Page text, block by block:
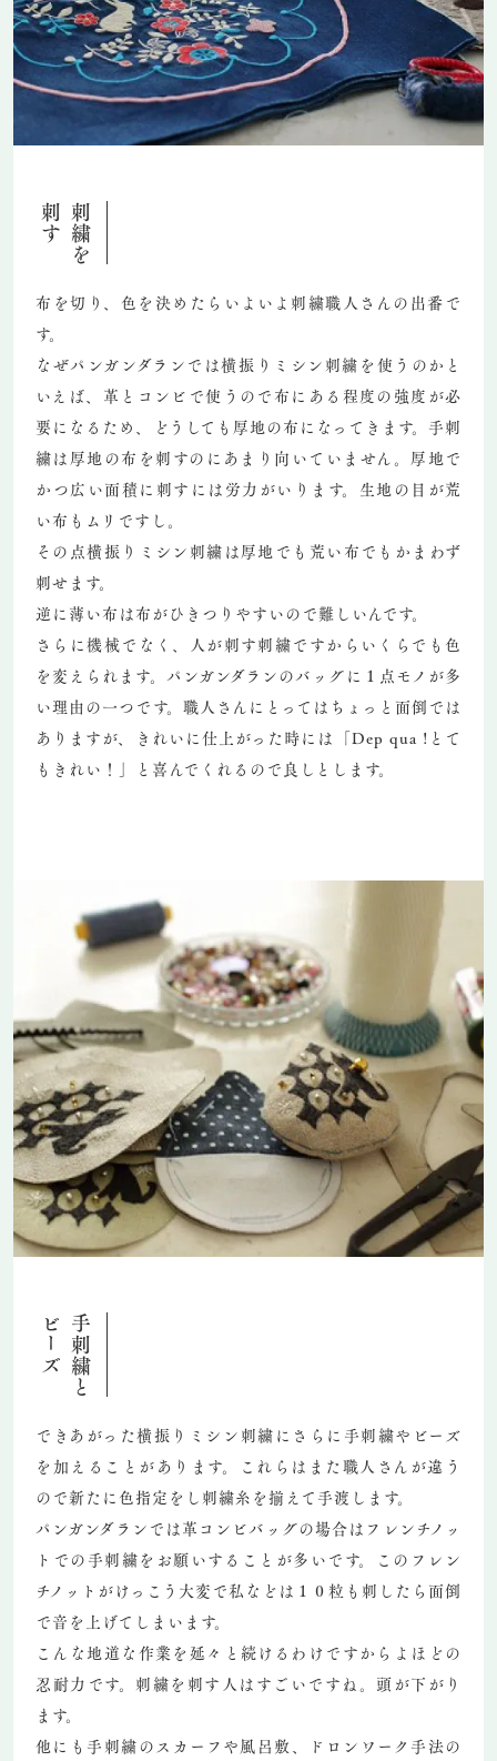
刺繍を
刺す
布を切り、色を決めたらいよいよ刺繍職人さんの出番で
す。
なぜパンガンダランでは横振りミシン刺繍を使うのかと
いえば、革とコンビで使うので布にある程度の強度が必
要になるため、どうしても厚地の布になってきます。手刺
繍は厚地の布を刺すのにあまり向いていません。厚地で
かつ広い面積に刺すには労力がいります。生地の目が荒
い布もムリですし。
その点横振りミシン刺繍は厚地でも荒い布でもかまわず
刺せます。
逆に薄い布は布がひきつりやすいので難しいんです。
さらに機械でなく、人が刺す刺繍ですからいくらでも色
を変えられます。パンガンダランのバッグに１点モノが多
い理由の一つです。職人さんにとってはちょっと面倒では
ありますが、きれいに仕上がった時には「Dep qua !とて
もきれい！」と喜んでくれるので良しとします。
手刺繍と
ビーズ
できあがった横振りミシン刺繍にさらに手刺繍やビーズ
を加えることがあります。これらはまた職人さんが違う
ので新たに色指定をし刺繍糸を揃えて手渡します。
パンガンダランでは革コンビバッグの場合はフレンチノッ
トでの手刺繍をお願いすることが多いです。このフレン
チノットがけっこう大変で私などは１０粒も刺したら面倒
で音を上げてしまいます。
こんな地道な作業を延々と続けるわけですからよほどの
忍耐力です。刺繍を刺す人はすごいですね。頭が下がり
ます。
他にも手刺繍のスカーフや風呂敷、ドロンワーク手法の